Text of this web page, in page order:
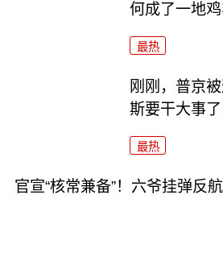
何成了一地鸡
最热
刚刚，普京
斯要干大事了
最热
官宣“核常兼备”！六爷挂弹反